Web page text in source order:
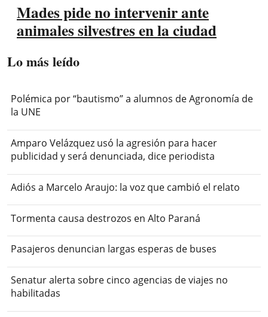
Mades pide no intervenir ante
animales silvestres en la ciudad
Lo más leído
Polémica por “bautismo” a alumnos de Agronomía de
la UNE
Amparo Velázquez usó la agresión para hacer
publicidad y será denunciada, dice periodista
Adiós a Marcelo Araujo: la voz que cambió el relato
Tormenta causa destrozos en Alto Paraná
Pasajeros denuncian largas esperas de buses
Senatur alerta sobre cinco agencias de viajes no
habilitadas